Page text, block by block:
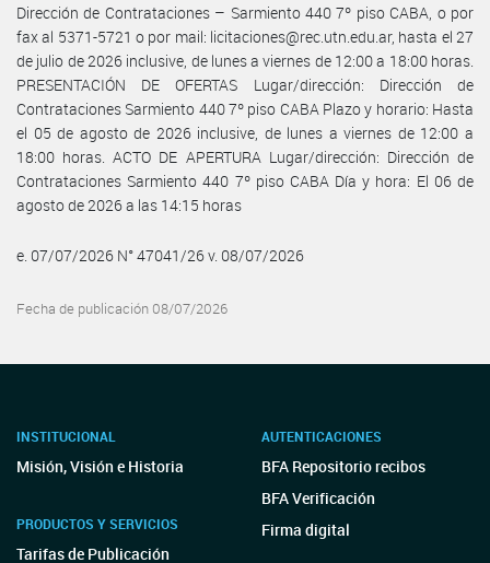
Dirección de Contrataciones – Sarmiento 440 7º piso CABA, o por
fax al 5371-5721 o por mail: licitaciones@rec.utn.edu.ar, hasta el 27
de julio de 2026 inclusive, de lunes a viernes de 12:00 a 18:00 horas.
PRESENTACIÓN DE OFERTAS Lugar/dirección: Dirección de
Contrataciones Sarmiento 440 7º piso CABA Plazo y horario: Hasta
el 05 de agosto de 2026 inclusive, de lunes a viernes de 12:00 a
18:00 horas. ACTO DE APERTURA Lugar/dirección: Dirección de
Contrataciones Sarmiento 440 7º piso CABA Día y hora: El 06 de
agosto de 2026 a las 14:15 horas
e. 07/07/2026 N° 47041/26 v. 08/07/2026
Fecha de publicación 08/07/2026
INSTITUCIONAL
Misión, Visión e Historia
PRODUCTOS Y SERVICIOS
Tarifas de Publicación
AUTENTICACIONES
BFA Repositorio recibos
BFA Verificación
Firma digital